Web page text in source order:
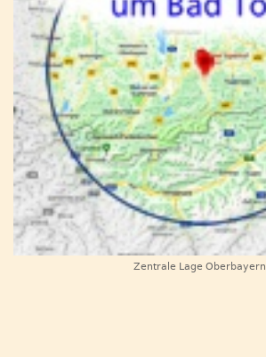
Zentrale Lage Oberbayern